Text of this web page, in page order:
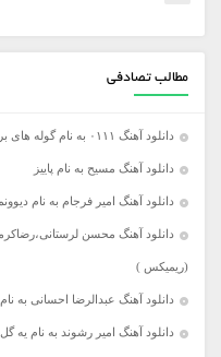
مطالب تصادفی
دانلود آهنگ ۰۱۱۱ به نام گوله های برفی
دانلود آهنگ مسیح به نام پاییز
دانلود آهنگ امیر فرجام به نام
(ریمیکس )
دانلود آهنگ عبدالرضا احسانی به
دانلود آهنگ امیر رشوند به نام یه